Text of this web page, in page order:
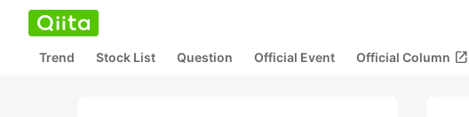
Trend Stock List Question Official Event Official Column open_in_new